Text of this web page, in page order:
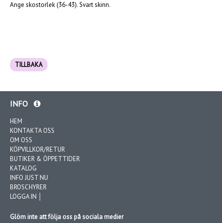
Ange skostorlek (36-43). Svart skinn.
TILLBAKA
INFO
HEM
KONTAKTA OSS
OM OSS
KÖPVILLKOR/RETUR
BUTIKER & ÖPPETTIDER
KATALOG
INFO JUST NU
BROSCHYRER
LOGGA IN │
Glöm inte att följa oss på sociala medier